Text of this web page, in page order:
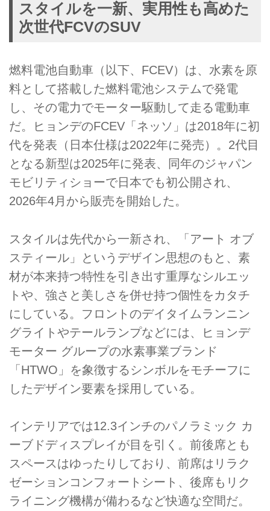
スタイルを一新、実用性も高めた
次世代FCVのSUV
燃料電池自動車（以下、FCEV）は、水素を原
料として搭載した燃料電池システムで発電
し、その電力でモーター駆動して走る電動車
だ。ヒョンデのFCEV「ネッソ」は2018年に初
代を発表（日本仕様は2022年に発売）。2代目
となる新型は2025年に発表、同年のジャパン
モビリティショーで日本でも初公開され、
2026年4月から販売を開始した。
スタイルは先代から一新され、「アート オブ
スティール」というデザイン思想のもと、素
材が本来持つ特性を引き出す重厚なシルエッ
トや、強さと美しさを併せ持つ個性をカタチ
にしている。フロントのデイタイムランニン
グライトやテールランプなどには、ヒョンデ
モーター グループの水素事業ブランド
「HTWO」を象徴するシンボルをモチーフに
したデザイン要素を採用している。
インテリアでは12.3インチのパノラミック カ
ーブドディスプレイが目を引く。前後席とも
スペースはゆったりしており、前席はリラク
ゼーションコンフォートシート、後席もリク
ライニング機構が備わるなど快適な空間だ。